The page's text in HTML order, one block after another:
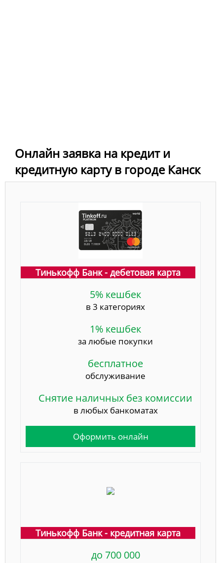
Онлайн заявка на кредит и
кредитную карту в городе Канск
Тинькофф Банк - дебетовая карта
5% кешбек
в 3 категориях
1% кешбек
за любые покупки
бесплатное
обслуживание
Снятие наличных без комиссии
в любых банкоматах
Оформить онлайн
Тинькофф Банк - кредитная карта
до 700 000